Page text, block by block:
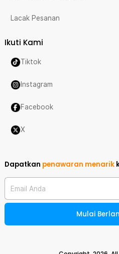
Lacak Pesanan
Ikuti Kami
Tiktok
Instagram
Facebook
X
Dapatkan penawaran menarik
Email Anda
Mulai